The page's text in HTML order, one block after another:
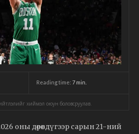
Reading time: 7 min.
хиймэл оюун боловсруулав.
оны дөрөвдүгээр сарын 21-ний